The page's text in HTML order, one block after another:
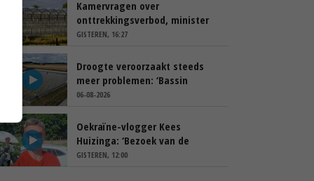
Kamervragen over
onttrekkingsverbod, minister
spreekt van ‘ondernemersrisico’
GISTEREN, 16:27
Droogte veroorzaakt steeds
meer problemen: ‘Bassin
afgelopen week al leeg’
06-08-2026
Oekraïne-vlogger Kees
Huizinga: ‘Bezoek van de
ambassade mag zelf groente
GISTEREN, 12:00